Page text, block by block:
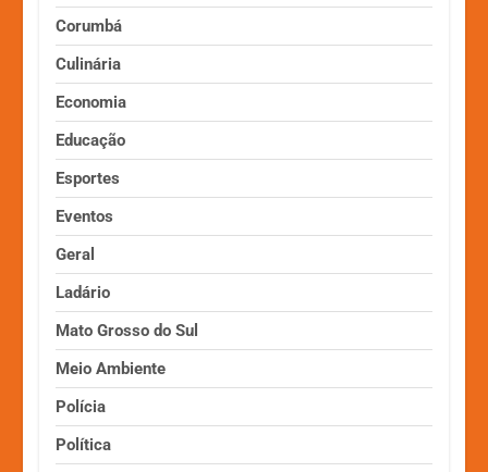
Corumbá
Culinária
Economia
Educação
Esportes
Eventos
Geral
Ladário
Mato Grosso do Sul
Meio Ambiente
Polícia
Política